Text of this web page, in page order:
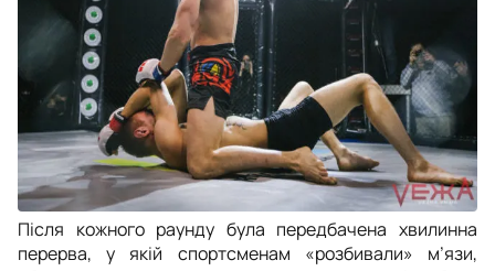
Після кожного раунду була передбачена хвилинна
перерва, у якій спортсменам «розбивали» м’язи,